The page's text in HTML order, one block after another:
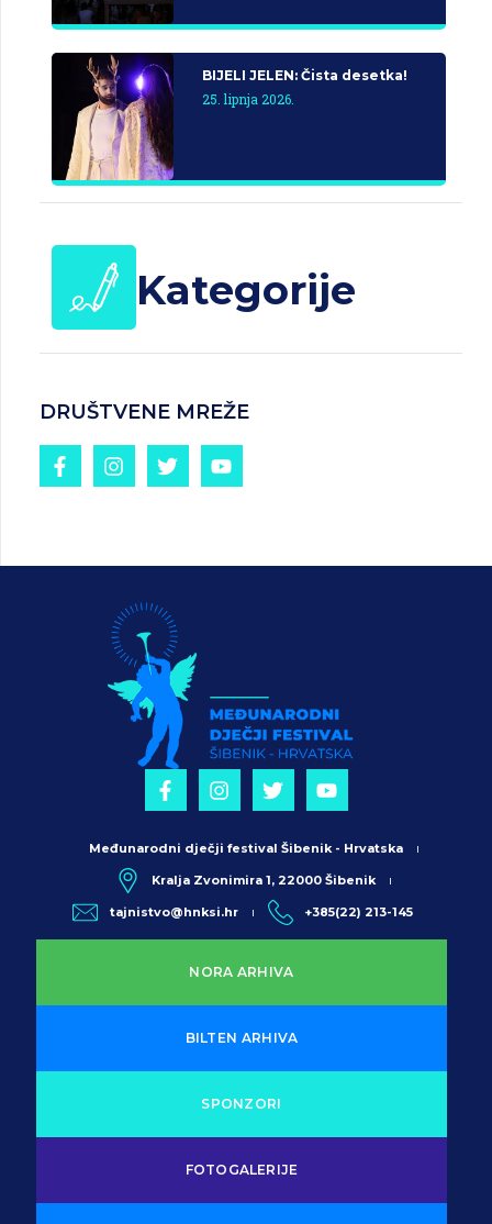
BIJELI JELEN: Čista desetka!
25. lipnja 2026.
Kategorije
DRUŠTVENE MREŽE
NORA ARHIVA
BILTEN ARHIVA
SPONZORI
FOTOGALERIJE
Međunarodni dječji festival Šibenik - Hrvatska
Kralja Zvonimira 1, 22000 Šibenik
tajnistvo@hnksi.hr +385(22) 213-145